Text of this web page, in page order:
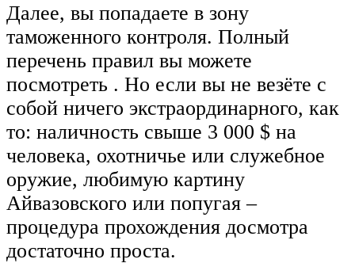
Далее, вы попадаете в зону
таможенного контроля. Полный
перечень правил вы можете
посмотреть . Но если вы не везёте с
собой ничего экстраординарного, как
то: наличность свыше 3 000 $ на
человека, охотничье или служебное
оружие, любимую картину
Айвазовского или попугая –
процедура прохождения досмотра
достаточно проста.